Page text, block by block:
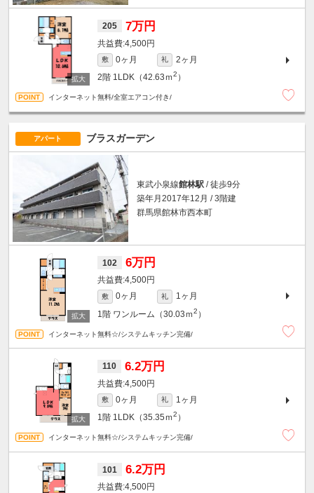
205 7万円
4,500円
敷 0ヶ月 礼
2ヶ月
2階 1LDK（42.63ｍ2 ）
インターネット無料/全室エアコン付き/
アパート ブラスガーデン
東武小泉線館林駅 / 徒歩9分
築年月2017年12月 / 3階建
群馬県館林市西本町
102 6万円
4,500円
敷 0ヶ月 礼
1ヶ月
1階 ワンルーム（30.03ｍ2 ）
インターネット無料☆/システムキッチン完備/
110 6.2万円
4,500円
敷 0ヶ月 礼
1ヶ月
1階 1LDK（35.35ｍ2 ）
インターネット無料☆/システムキッチン完備/
101 6.2万円
4,500円